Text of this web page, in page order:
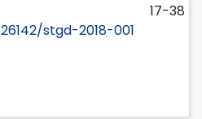
17-38
stgd-2018-001